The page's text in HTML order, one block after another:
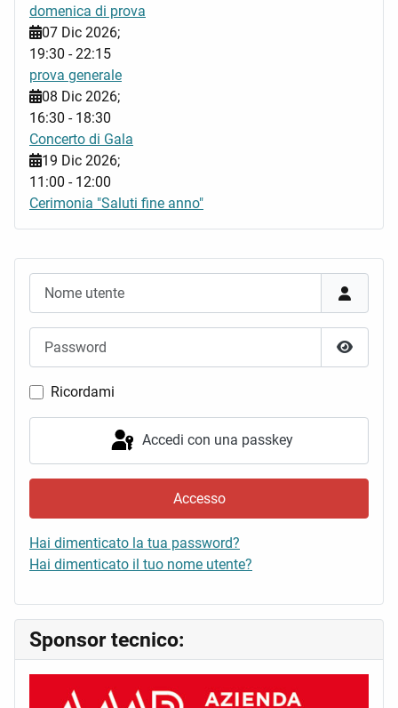
Mostra
Ricordami
Accedi con una passkey
Accesso
Hai dimenticato la tua password?
Hai dimenticato il tuo nome utente?
Sponsor tecnico:
domenica di prova
07 Dic 2026;
19:30 -22:15
prova generale
08 Dic 2026;
16:30 - 18:30
Concerto di Gala
19 Dic 2026;
11:00 - 12:00
Cerimonia "Saluti fine anno"